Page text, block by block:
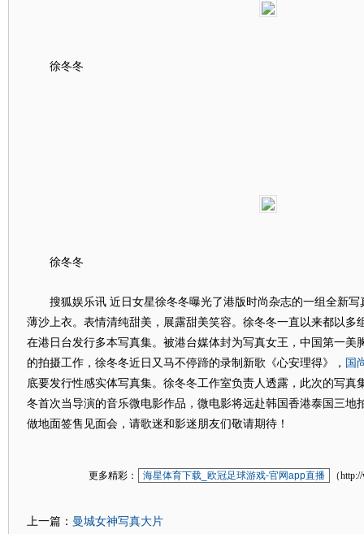
徐冬冬
徐冬冬
搜狐娱乐讯 近日女星徐冬冬曝光了港版时尚杂志的一组全新写
薄沙上衣。表情清纯甜美，展露甜美笑容。徐冬冬一直以来都以多
在港日台发行多本写真集。被港台媒体封为写真女王，中国第一美
的拍摄工作，徐冬冬近日又马不停蹄的录制新歌《心安理得》， 国
底要发行性感实体写真集。徐冬冬工作室负责人透露，此次的写真
冬首次当导演的音乐微电影作品，微电影将远赴韩国香港泰国三地
做地面签售见面会，请歌迷和影迷朋友们敬请期待！
更多精彩： 海星体育下载_欧冠足球游戏-官网app直播 （
上一篇： 曼城女神写真大片